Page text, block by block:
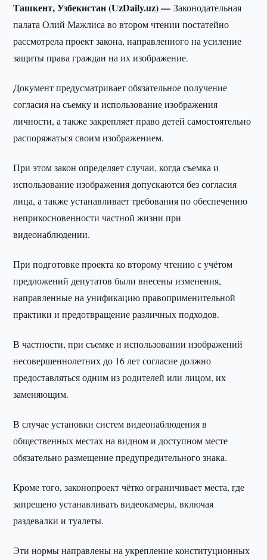
Ташкент, Узбекистан (UzDaily.uz) —Законодательная
палата Олий Мажлиса во втором чтении постатейно
рассмотрела проект закона, направленного на усиление
защиты права граждан на их изображение.
Документ предусматривает обязательное получение
согласия на съемку и использование изображения
личности, а также закрепляет право детей самостоятельно
распоряжаться своим изображением.
При этом закон определяет случаи, когда съемка и
использование изображения допускаются без согласия
лица, а также устанавливает требования по обеспечению
неприкосновенности частной жизни при
видеонаблюдении.
При подготовке проекта ко второму чтению с учётом
предложений депутатов были внесены изменения,
направленные на унификацию правоприменительной
практики и предотвращение различных подходов.
В частности, при съемке и использовании изображений
несовершеннолетних до 16 лет согласие должно
предоставляться одним из родителей или лицом, их
заменяющим.
В случае установки систем видеонаблюдения в
общественных местах на видном и доступном месте
обязательно размещение предупредительного знака.
Кроме того, законопроект чётко ограничивает места, где
запрещено устанавливать видеокамеры, включая
раздевалки и туалеты.
Эти нормы направлены на укрепление конституционных